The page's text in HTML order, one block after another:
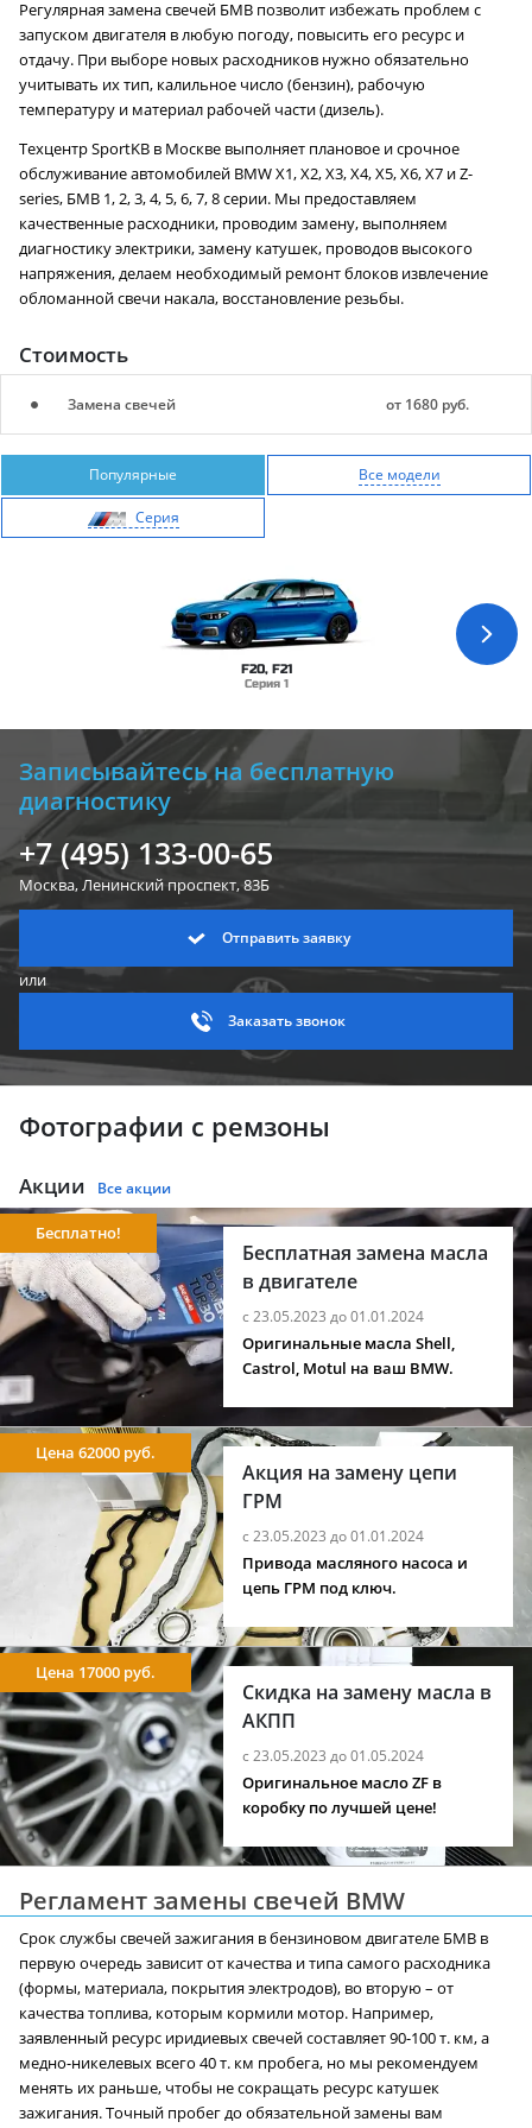
Регулярная замена свечей БМВ позволит избежать проблем с
запуском двигателя в любую погоду, повысить его ресурс и
отдачу. При выборе новых расходников нужно обязательно
учитывать их тип, калильное число (бензин), рабочую
температуру и материал рабочей части (дизель).
Техцентр SportKB в Москве выполняет плановое и срочное
обслуживание автомобилей BMW X1, X2, X3, X4, X5, X6, X7 и Z-
series, БМВ 1, 2, 3, 4, 5, 6, 7, 8 серии. Мы предоставляем
качественные расходники, проводим замену, выполняем
диагностику электрики, замену катушек, проводов высокого
напряжения, делаем необходимый ремонт блоков извлечение
обломанной свечи накала, восстановление резьбы.
Стоимость
Замена свечей от 1680 руб.
Популярные Все модели
Cерия
F20, F21
Серия 1
Записывайтесь на бесплатную
диагностику
+7 (495) 133-00-65
Москва, Ленинскийпроспект, 83Б
Отправить заявку
или
Заказать звонок
Фотографии с ремзоны
Акции Все акции
Бесплатная замена масла
в двигателе
с 23.05.2023 до 01.01.2024
Бесплатно!
Оригинальные масла Shell,
Castrol, Motul на ваш BMW.
Акция на замену цепи
ГРМ
с 23.05.2023 до 01.01.2024
Цена 62000 руб.
Привода масляного насоса и
цепь ГРМ под ключ.
Скидка на замену масла в
АКПП
с 23.05.2023 до 01.05.2024
Цена 17000 руб.
Оригинальное масло ZF в
коробку по лучшей цене!
Регламент замены свечей BMW
Срок службы свечей зажигания в бензиновом двигателе БМВ в
первую очередь зависит от качества и типа самого расходника
(формы, материала, покрытия электродов), во вторую – от
качества топлива, которым кормили мотор. Например,
заявленный ресурс иридиевых свечей составляет 90-100 т. км, а
медно-никелевых всего 40 т. км пробега, но мы рекомендуем
менять их раньше, чтобы не сокращать ресурс катушек
зажигания. Точный пробег до обязательной замены вам